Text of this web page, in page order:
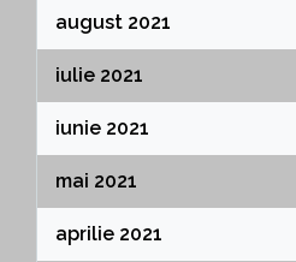
august 2021
iulie 2021
iunie 2021
mai 2021
aprilie 2021